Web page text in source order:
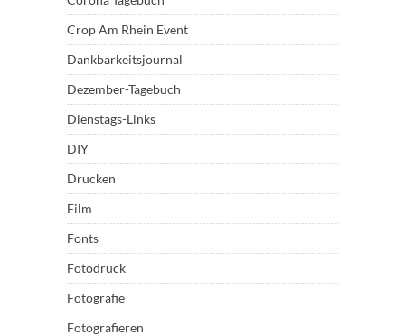
Crop Am Rhein Event
Dankbarkeitsjournal
Dezember-Tagebuch
Dienstags-Links
DIY
Drucken
Film
Fonts
Fotodruck
Fotografie
Fotografieren